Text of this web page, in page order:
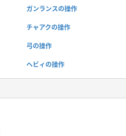
ガンランスの操作
チャアクの操作
弓の操作
ヘビィの操作